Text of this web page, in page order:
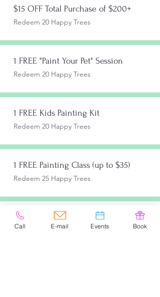
$15 OFF Total Purchase of $200+
Redeem 20 Happy Trees
1 FREE "Paint Your Pet" Session
Redeem 20 Happy Trees
1 FREE Kids Painting Kit
Redeem 20 Happy Trees
1 FREE Painting Class (up to $35)
Redeem 25 Happy Trees
1 FREE Art Swag Bag & Supplies
Redeem 25 Happy Trees
Call E-mail Events Book